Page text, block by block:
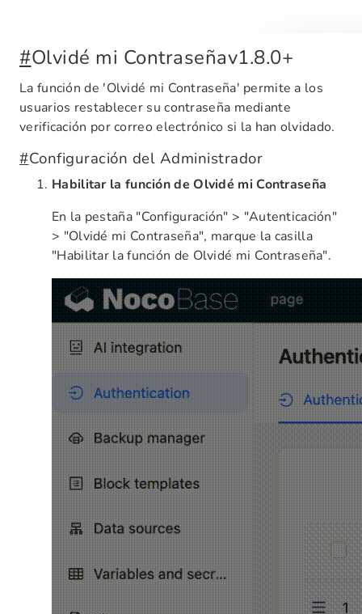
#Olvidé mi Contraseñav1.8.0+
La función de 'Olvidé mi Contraseña' permite a los
usuarios restablecer su contraseña mediante
verificación por correo electrónico si la han olvidado.
#Configuración del Administrador
Habilitar la función de Olvidé mi Contraseña
En la pestaña "Configuración" > "Autenticación"
> "Olvidé mi Contraseña", marque la casilla
"Habilitar la función de Olvidé mi Contraseña".